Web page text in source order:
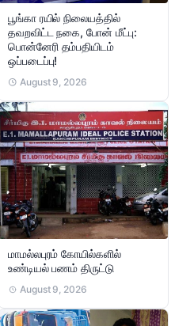
பூங்கா ரயில் நிலையத்தில்
தவறவிட்ட நகை, போன் மீட்பு:
பொன்னேரி தம்பதியிடம்
ஒப்படைப்பு!
August 9, 2026
மாமல்லபுரம் கோயில்களில்
உண்டியல் பணம் திருட்டு
August 9, 2026